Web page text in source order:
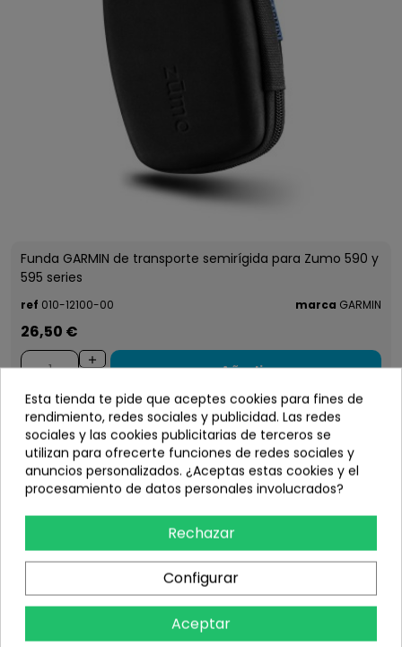
Funda GARMIN de transporte semirígida para Zumo 590 y
595 series
ref 010-12100-00 marca GARMIN
26,50 €
Añadir
Esta tienda te pide que aceptes cookies para fines de
rendimiento, redes sociales y publicidad. Las redes
sociales y las cookies publicitarias de terceros se
utilizan para ofrecerte funciones de redes sociales y
anuncios personalizados. ¿Aceptas estas cookies y el
procesamiento de datos personales involucrados?
Rechazar
Configurar
Aceptar